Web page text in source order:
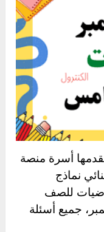
أسرة منصة
نماذج
للصف
جميع أسئلة